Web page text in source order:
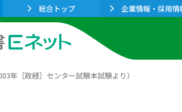
総合トップ 企業情報・採用情
年［政経］センター試験本試験より）